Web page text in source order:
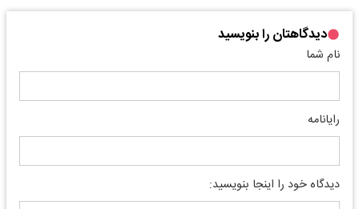
دیدگاهتان را بنویسید
نام شما
رایانامه
دیدگاه خود را اینجا بنویسید: